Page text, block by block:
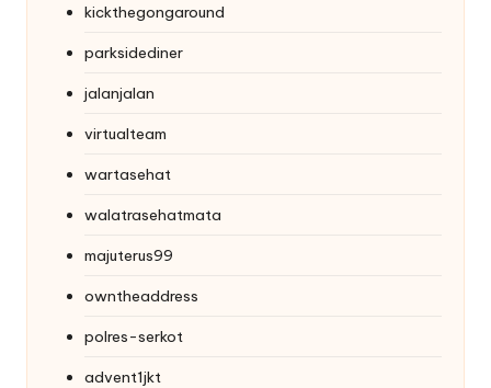
kickthegongaround
parksidediner
jalanjalan
virtualteam
wartasehat
walatrasehatmata
majuterus99
owntheaddress
polres-serkot
advent1jkt